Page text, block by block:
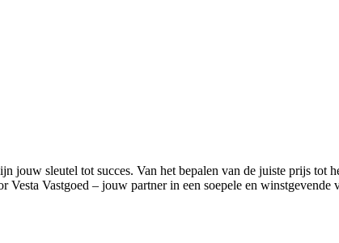
jouw sleutel tot succes. Van het bepalen van de juiste prijs
Vastgoed – jouw partner in een soepele en winstgevende